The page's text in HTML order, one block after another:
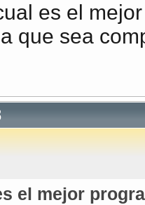
es el
que sea
el mejor